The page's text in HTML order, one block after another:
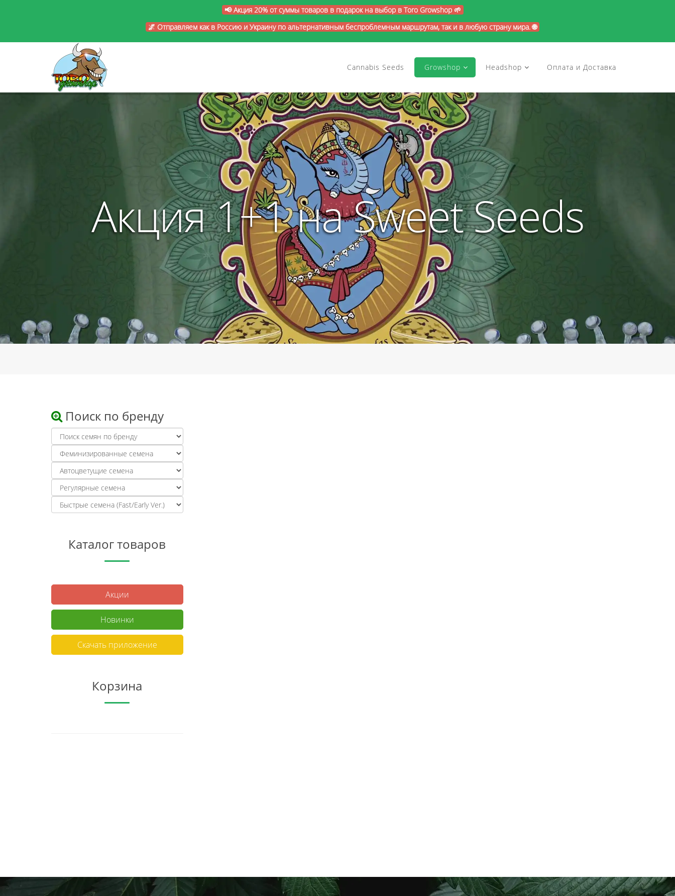
📢 Акция 20% от суммы товаров в подарок на выбор в Toro Growshop 🌱
🌌 Отправляем как в Россию и Украину по альтернативным беспроблемным маршрутам, так и в любую страну мира. 🌐
Cannabis Seeds Growshop Headshop Оплата и Доставка
Акция 1+1 на Sweet Seeds
Поиск по бренду
Каталог товаров
Акции
Новинки
Скачать приложение
Корзина